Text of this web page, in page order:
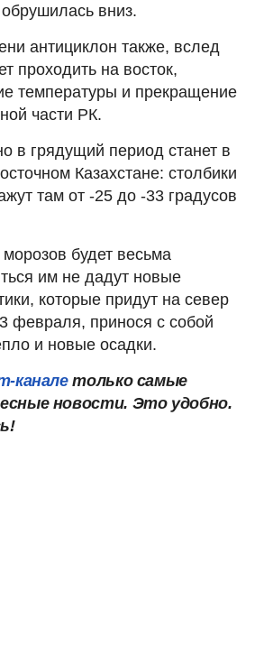
вниз.
антициклон также, вслед
проходить на восток,
температуры и прекращение
части РК.
в грядущий период станет в
Казахстане: столбики
там от -25 до -33 градусов
будет весьма
им не дадут новые
которые придут на север
февраля, принося с собой
и новые осадки.
каналетолько самые
новости. Это удобно.